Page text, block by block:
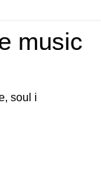
music
soul i